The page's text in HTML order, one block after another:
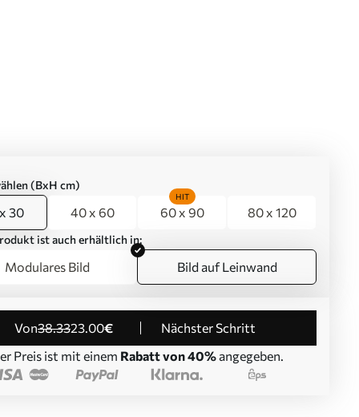
(BxH cm)
30 40 x 60 60 x 90
HIT
80 x 120
ist auch erhältlich in:
Modulares Bild Bild auf Leinwand
von38.3323.00€
Nächster Schritt
Preis ist mit einem Rabatt von 40% angegeben.